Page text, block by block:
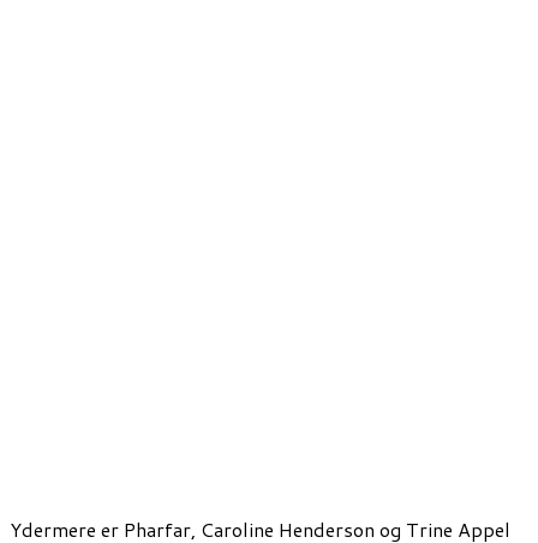
Ydermere er Pharfar, Caroline Henderson og Trine Appel